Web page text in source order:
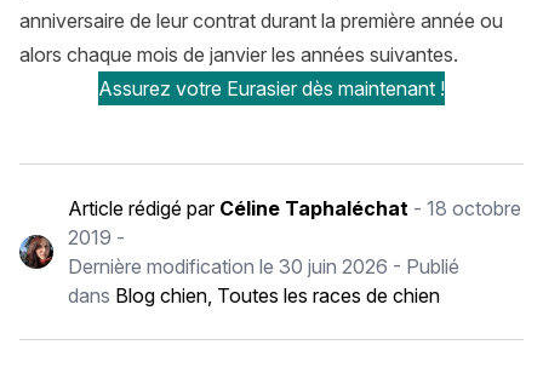
anniversaire de leur contrat durant la première année ou
alors chaque mois de janvier les années suivantes.
Assurez votre Eurasier dès maintenant !
Article rédigé par Céline Taphaléchat -18 octobre
2019 -
Dernière modification le30 juin 2026 - Publié
dans Blog chien, Toutes les races de chien